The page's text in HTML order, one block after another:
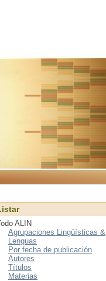
ALIN
Agrupaciones Lingüísticas &
Lenguas
Por fecha de publicación
Autores
Títulos
Materias